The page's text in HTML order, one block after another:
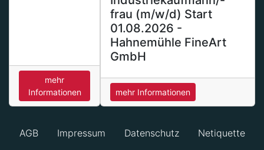
mehr
Informationen
frau (m/w/d) Start
01.08.2026 -
Hahnemühle FineArt
GmbH
mehr Informationen
AGB Impressum Datenschutz
Netiquette